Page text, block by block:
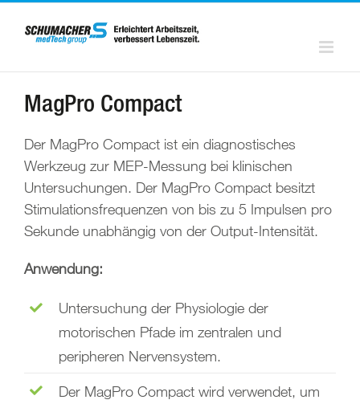
Inhalt
MagPro Compact
Der MagPro Compact ist ein diagnostisches
Werkzeug zur MEP-Messung bei klinischen
Untersuchungen. Der MagPro Compact besitzt
Stimulationsfrequenzen von bis zu 5 Impulsen pro
Sekunde unabhängig von der Output-Intensität.
Anwendung:
Untersuchung der Physiologie der
motorischen Pfade im zentralen und
peripheren Nervensystem.
Der MagPro Compact wird verwendet, um